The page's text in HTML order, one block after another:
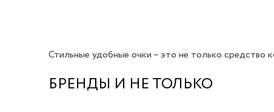
Стильные удобные очки – это не только средство
БРЕНДЫ И НЕ ТОЛЬКО